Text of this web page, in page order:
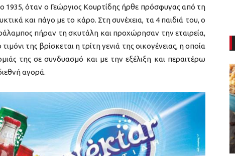
1935, όταν ο Γεώργιος Κουρτίδης ήρθε πρόσφυγας από τη
και πάγο με το κάρο. Στη συνέχεια, τα 4 παιδιά του, ο
πήραν τη σκυτάλη και προχώρησαν την εταιρεία,
της βρίσκεται η τρίτη γενιά της οικογένειας, η οποία
της σε συνδυασμό και με την εξέλιξη και περαιτέρω
αγορά.